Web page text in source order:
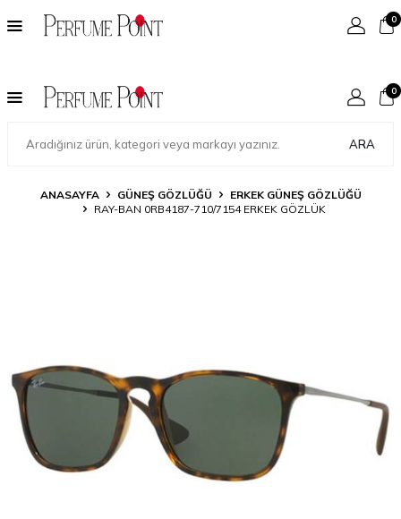
0
ARA
0
ANASAYFA GÜNEŞ GÖZLÜĞÜ
ERKEK GÜNEŞ GÖZLÜĞÜ
RAY-BAN 0RB4187-710/7154 ERKEK GÖZLÜK